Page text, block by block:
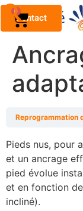
Contact
0
Reprogrammation
Pieds nus, pour
et un ancrage
pied évolue
et en fonction
incliné).